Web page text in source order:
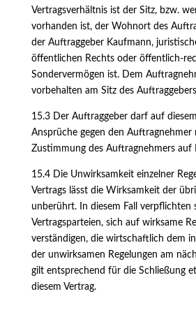
Vertragsverhältnis ist der Sitz, bzw.
vorhanden ist, der Wohnort des
der Auftraggeber Kaufmann,
öffentlichen Rechts oder öffentlich-
Sondervermögen ist. Dem
vorbehalten am Sitz des
15.3 Der Auftraggeber darf auf
Ansprüche gegen den Auftragnehmer
Zustimmung des Auftragnehmers auf
15.4 Die Unwirksamkeit einzelner
Vertrags lässt die Wirksamkeit der
unberührt. In diesem Fall verpflichten
Vertragsparteien, sich auf wirksame
verständigen, die wirtschaftlich dem
der unwirksamen Regelungen am
gilt entsprechend für die Schließung
diesem Vertrag.